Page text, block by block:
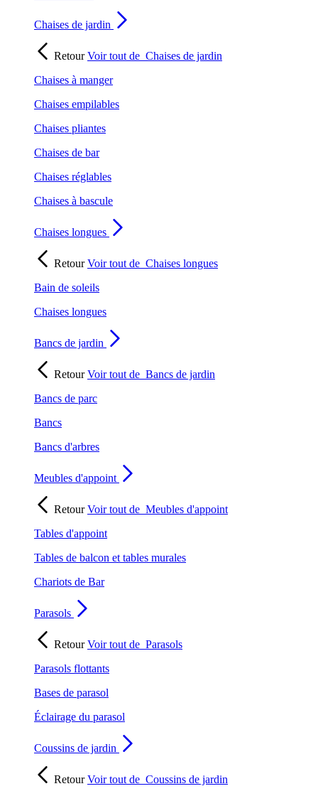
Chaises de jardin
RetourVoir tout de Chaises de jardin
Chaises à manger
Chaises empilables
Chaises pliantes
Chaises de bar
Chaises réglables
Chaises à bascule
Chaises longues
RetourVoir tout de Chaises longues
Bain de soleils
Chaises longues
Bancs de jardin
RetourVoir tout de Bancs de jardin
Bancs de parc
Bancs
Bancs d'arbres
Meubles d'appoint
RetourVoir tout de Meubles d'appoint
Tables d'appoint
Tables de balcon et tables murales
Chariots de Bar
Parasols
RetourVoir tout de Parasols
Parasols flottants
Bases de parasol
Éclairage du parasol
Coussins de jardin
RetourVoir tout de Coussins de jardin